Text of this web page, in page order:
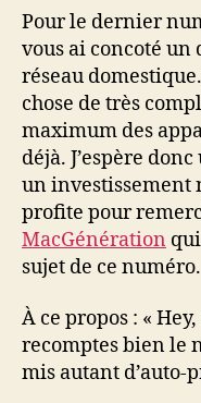
Pour le dernier
vous ai concoté
réseau
chose de très
maximum des
déjà. J’espère
un investissement
profite pour
MacGénération
sujet de ce numéro.
À ce propos : «
recomptes bien le
mis autant d’auto-